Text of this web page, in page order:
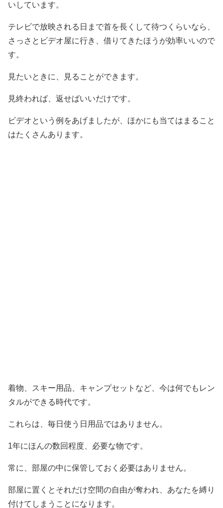
いしています。
テレビで放映される日まで首を長くして待つくらいなら、
さっさとビデオ屋に行き、借りてきたほうが効率いいので
す。
見たいときに、見ることができます。
見終われば、返せばいいだけです。
ビデオという例をあげましたが、ほかにも当てはまること
はたくさんあります。
着物、スキー用品、キャンプセットなど、今は何でもレン
タルができる時代です。
これらは、毎日使う日用品ではありません。
1年にほんの数回程度、必要な物です。
常に、部屋の中に保管しておく必要はありません。
部屋に置くとそれだけ空間の自由が奪われ、あなたを縛り
付けてしまうことになります。